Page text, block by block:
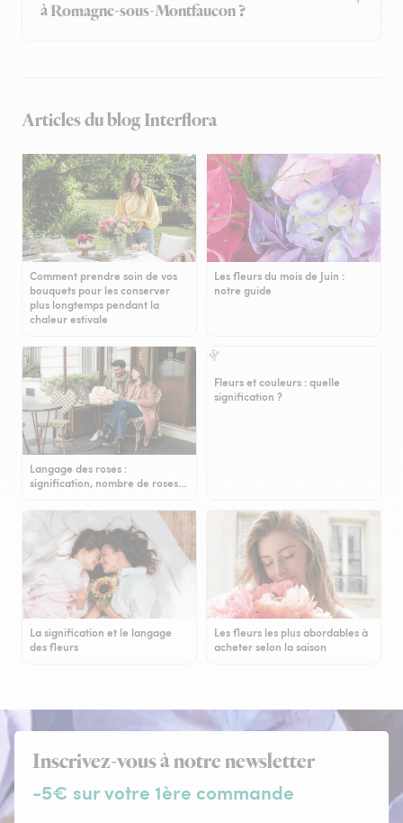
à Romagne-sous-Montfaucon ?
Articles du blog Interflora
Comment prendre soin de vos
bouquets pour les conserver
plus longtemps pendant la
chaleur estivale
Les fleurs du mois de Juin :
notre guide
Langage des roses :
signification, nombre de roses…
Fleurs et couleurs : quelle
signification ?
La signification et le langage
des fleurs
Les fleurs les plus abordables à
acheter selon la saison
Inscrivez-vous à notre newsletter
-5€ sur votre 1ère commande